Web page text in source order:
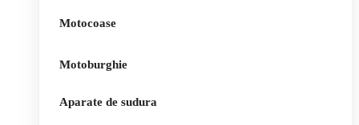
Motocoase
Motoburghie
Aparate de sudura